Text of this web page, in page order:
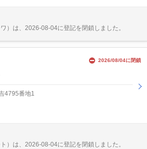
）は、2026-08-04に登記を閉鎖しました。
2026/08/04に閉鎖
4795番地1
）は、2026-08-04に登記を閉鎖しました。